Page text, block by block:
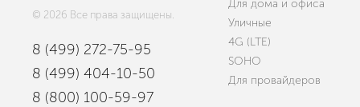
© 2026 Все права защищены.
8 (499) 272-75-95
8 (499) 404-10-50
8 (800) 100-59-97
Для дома и офиса
Уличные
4G (LTE)
SOHO
Для провайдеров